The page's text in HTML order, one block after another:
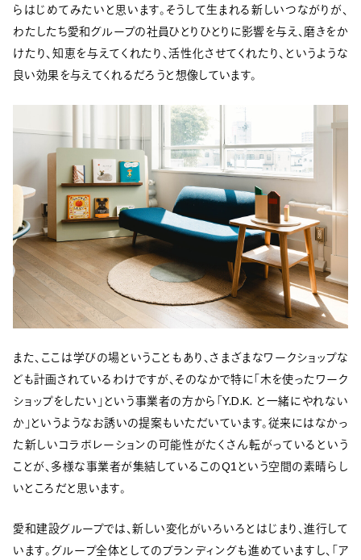
らはじめてみたいと思います。そうして生まれる新しいつながりが、
わたしたち愛和グループの社員ひとりひとりに影響を与え、磨きをか
けたり、知恵を与えてくれたり、活性化させてくれたり、というような
良い効果を与えてくれるだろうと想像しています。
また、ここは学びの場ということもあり、さまざまなワークショップな
ども計画されているわけですが、そのなかで特に「木を使ったワーク
ショップをしたい」という事業者の方から「Y.D.K. と一緒にやれない
か」というようなお誘いの提案もいただいています。従来にはなかっ
た新しいコラボレーションの可能性がたくさん転がっているという
ことが、多様な事業者が集結しているこのQ1という空間の素晴らし
いところだと思います。
愛和建設グループでは、新しい変化がいろいろとはじまり、進行して
います。グループ全体としてのブランディングも進めていますし、「ア